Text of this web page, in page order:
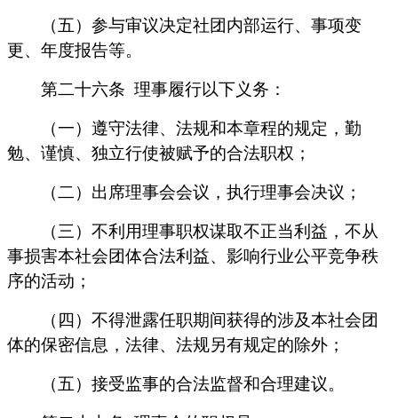
（五）参与审议决定社团内部运行、事项变
更、年度报告等。
第二十六条 理事履行以下义务：
（一）遵守法律、法规和本章程的规定，勤
勉、谨慎、独立行使被赋予的合法职权；
（二）出席理事会会议，执行理事会决议；
（三）不利用理事职权谋取不正当利益，不从
事损害本社会团体合法利益、影响行业公平竞争秩
序的活动；
（四）不得泄露任职期间获得的涉及本社会团
体的保密信息，法律、法规另有规定的除外；
（五）接受监事的合法监督和合理建议。